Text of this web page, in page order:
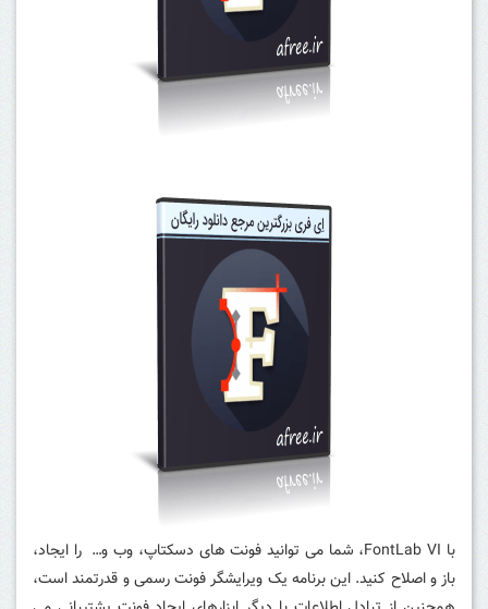
با FontLab VI، شما می توانید فونت های دسکتاپ، وب و… را ایجاد،
باز و اصلاح کنید. این برنامه یک ویرایشگر فونت رسمی و قدرتمند است،